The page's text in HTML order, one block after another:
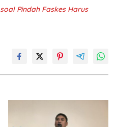
Pindah Faskes Harus